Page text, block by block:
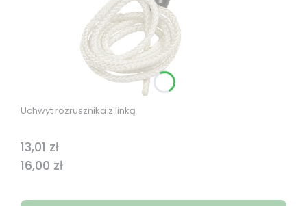
Uchwyt rozrusznika z linką
Cena
16,00 zł
Cena
13,01 zł